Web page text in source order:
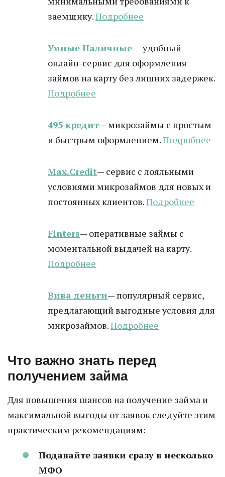
заемщику.Подробнее
Умные Наличные— удобный
онлайн-сервис для оформления
займов на карту без лишних задержек.
Подробнее
495 кредит— микрозаймы с простым
и быстрым оформлением.Подробнее
Max.Credit— сервис с лояльными
условиями микрозаймов для новых и
постоянных клиентов.Подробнее
Finters— оперативные займы с
моментальной выдачей на карту.
Подробнее
Вива деньги— популярный сервис,
предлагающий выгодные условия для
микрозаймов.Подробнее
Что важно знать перед
получением займа
Для повышения шансов на получение займа и
максимальной выгоды от заявок следуйте этим
практическим рекомендациям:
Подавайте заявки сразу в несколько
МФО